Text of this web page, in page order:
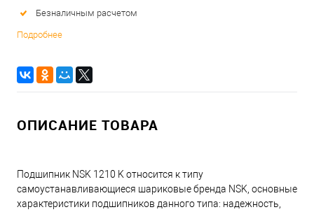
Безналичным расчетом
Подробнее
ОПИСАНИЕ ТОВАРА
Подшипник NSK 1210 K относится к типу
самоустанавливающиеся шариковые бренда NSK, основные
характеристики подшипников данного типа: надежность,